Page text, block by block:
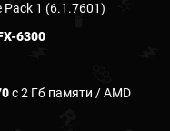
Pack 1 (6.1.7601)
6300
с 2 Гб памяти / AMD